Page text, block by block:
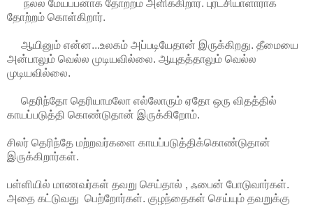
நல்ல மேய்ப்பனாக தோற்றம் அளிக்கிறார். புரட்சியாளாராக
தோற்றம் கொள்கிறார்.
ஆயினும் என்ன...உலகம் அப்படியேதான் இருக்கிறது. தீமையை
அன்பாலும் வெல்ல முடியவில்லை. ஆயுதத்தாலும் வெல்ல
முடியவில்லை.
தெரிந்தோ தெரியாமலோ எல்லோரும் ஏதோ ஒரு விதத்தில்
காயப்படுத்தி கொண்டுதான் இருக்கிறோம்.
சிலர் தெரிந்தே மற்றவர்களை காயப்படுத்திக்கொண்டுதான்
இருக்கிறார்கள்.
பள்ளியில் மாணவர்கள் தவறு செய்தால் , ஃபைன் போடுவார்கள்.
அதை கட்டுவது பெற்றோர்கள். குழந்தைகள் செய்யும் தவறுக்கு